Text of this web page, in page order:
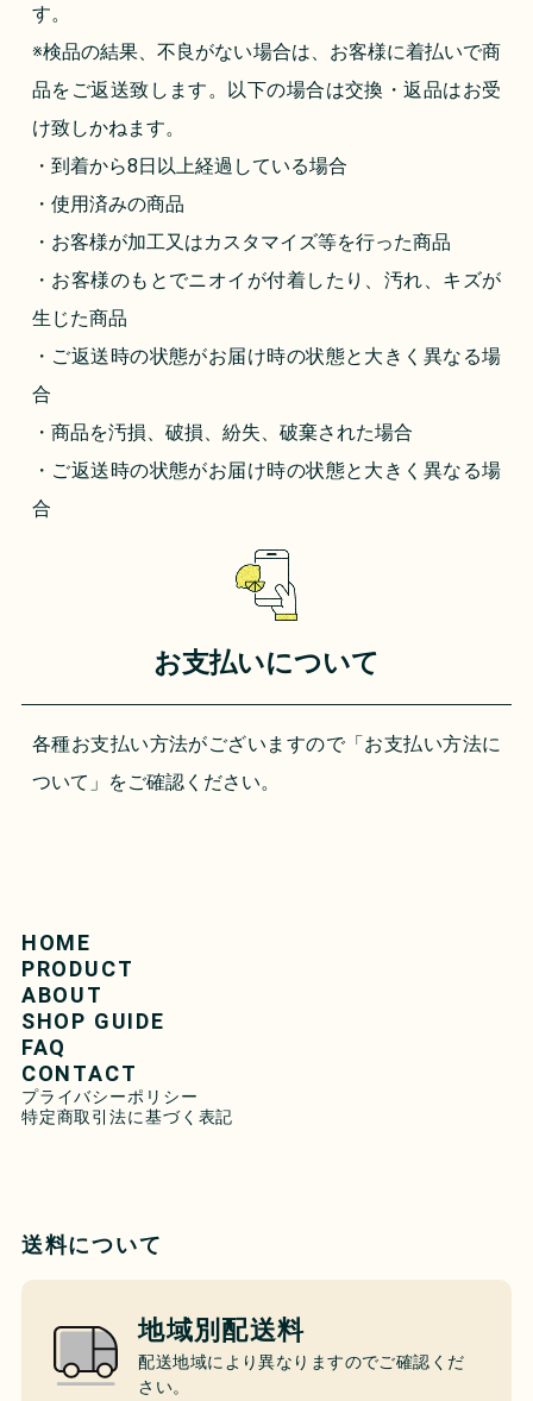
す。
※検品の結果、不良がない場合は、お客様に着払いで商
品をご返送致します。以下の場合は交換・返品はお受
け致しかねます。
・到着から8日以上経過している場合
・使用済みの商品
・お客様が加工又はカスタマイズ等を行った商品
・お客様のもとでニオイが付着したり、汚れ、キズが
生じた商品
・ご返送時の状態がお届け時の状態と大きく異なる場
合
・商品を汚損、破損、紛失、破棄された場合
・ご返送時の状態がお届け時の状態と大きく異なる場
合
お支払いについて
各種お支払い方法がございますので「お支払い方法に
ついて」をご確認ください。
HOME
PRODUCT
ABOUT
SHOP GUIDE
FAQ
CONTACT
プライバシーポリシー
特定商取引法に基づく表記
送料について
地域別配送料
配送地域により異なりますのでご確認くだ
さい。